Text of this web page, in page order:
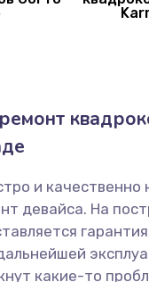
Замена корпуса
квадрокоптера
Заказать
квадрокоптера
800 руб.
и качественно
девайса. На
какие-то